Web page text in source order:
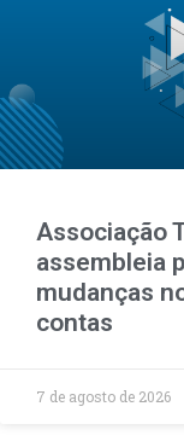
Associação
assembleia
mudanças
contas
7 de agosto de 2026